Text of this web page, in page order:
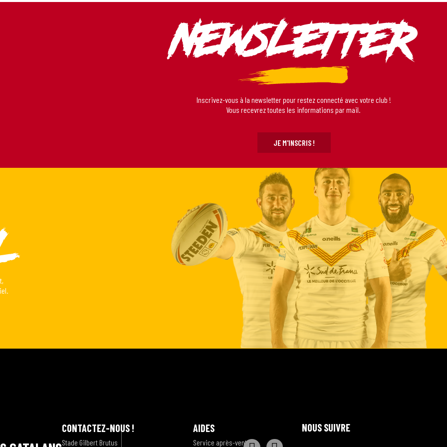
Newsletter
Inscrivez-vous à la newsletter pour restez connecté avec votre club !
Vous recevrez toutes les informations par mail.
JE M'INSCRIS !
CONTACTEZ-NOUS !
Stade Gilbert Brutus
AIDES
Service après-vente
NOUS SUIVRE